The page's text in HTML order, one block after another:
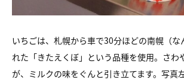
いちごは、札幌から車で30分ほどの南幌（な
れた「きたえくぼ」という品種を使用。さわ
が、ミルクの味をぐんと引き立てます。写真